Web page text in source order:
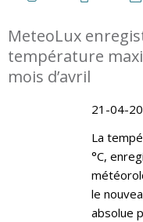
MeteoLux
température
mois d’avril
21-04-
La
°C,
le
absolue